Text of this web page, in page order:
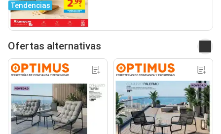
Tendencias
Ofertas alternativas